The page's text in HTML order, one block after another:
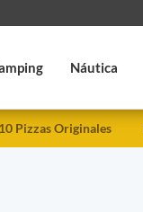
Náutica
10 Pizzas Originales